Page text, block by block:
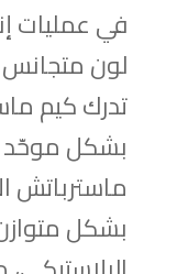
في عمليات
لون متجانس
تدرك كيم
بشكل موحّد
ماسترباتش
بشكل